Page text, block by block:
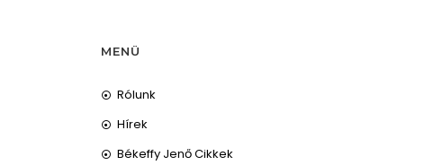
MENÜ
Rólunk
Hírek
Békeffy Jenő Cikkek